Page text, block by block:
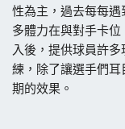
性為主，過去每每
多體力在與對手卡
入後，提供球員許
練，除了讓選手們
期的效果。
(圖二) 前: